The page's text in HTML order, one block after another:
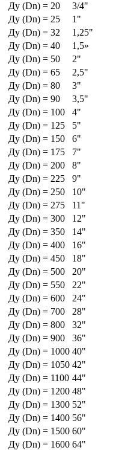
Ду (Dn) = 20
3/4"
Ду (Dn) = 25
1"
Ду (Dn) = 32
1,25"
Ду (Dn) = 40
1,5»
Ду (Dn) = 50
2"
Ду (Dn) = 65
2,5"
Ду (Dn) = 80
3"
Ду (Dn) = 90
3,5"
Ду (Dn) = 100
4"
Ду (Dn) = 125
5"
Ду (Dn) = 150
6"
Ду (Dn) = 175
7"
Ду (Dn) = 200
8"
Ду (Dn) = 225
9"
Ду (Dn) = 250
10"
Ду (Dn) = 275
11"
Ду (Dn) = 300
12"
Ду (Dn) = 350
14"
Ду (Dn) = 400
16"
Ду (Dn) = 450
18"
Ду (Dn) = 500
20"
Ду (Dn) = 550
22"
Ду (Dn) = 600
24"
Ду (Dn) = 700
28"
Ду (Dn) = 800
32"
Ду (Dn) = 900
36"
Ду (Dn) = 1000 40"
Ду (Dn) = 1050 42"
Ду (Dn) = 1100 44"
Ду (Dn) = 1200 48"
Ду (Dn) = 1300 52"
Ду (Dn) = 1400 56"
Ду (Dn) = 1500 60"
Ду (Dn) = 1600 64"